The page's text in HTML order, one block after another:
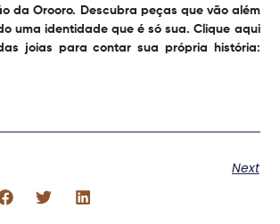
da Orooro. Descubra peças que vão além
uma identidade que é só sua. Clique aqui
joias para contar sua própria história:
Next